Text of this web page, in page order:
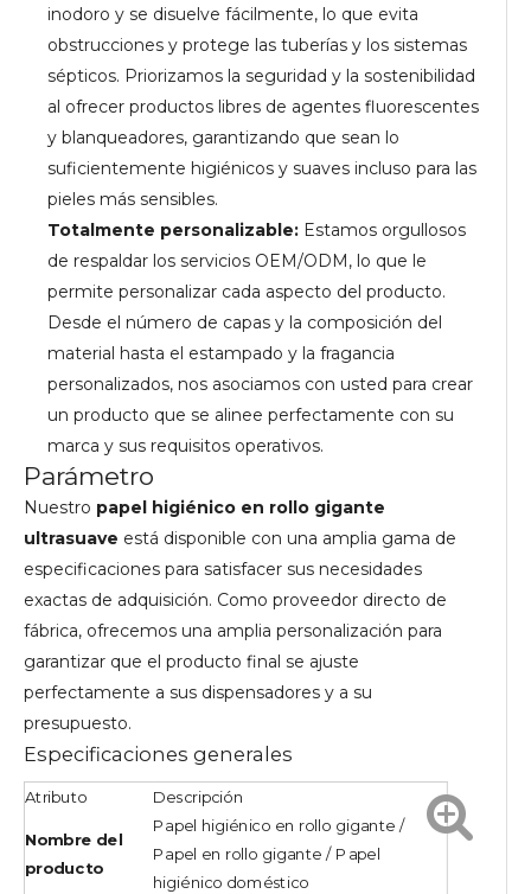
inodoro y se disuelve fácilmente, lo que evita
obstrucciones y protege las tuberías y los sistemas
sépticos. Priorizamos la seguridad y la sostenibilidad
al ofrecer productos libres de agentes fluorescentes
y blanqueadores, garantizando que sean lo
suficientemente higiénicos y suaves incluso para las
pieles más sensibles.
Totalmente personalizable: Estamos orgullosos
de respaldar los servicios OEM/ODM, lo que le
permite personalizar cada aspecto del producto.
Desde el número de capas y la composición del
material hasta el estampado y la fragancia
personalizados, nos asociamos con usted para crear
un producto que se alinee perfectamente con su
marca y sus requisitos operativos.
Parámetro
Nuestro papel higiénico en rollo gigante
ultrasuave está disponible con una amplia gama de
especificaciones para satisfacer sus necesidades
exactas de adquisición. Como proveedor directo de
fábrica, ofrecemos una amplia personalización para
garantizar que el producto final se ajuste
perfectamente a sus dispensadores y a su
presupuesto.
Especificaciones generales
Atributo Descripción
Nombre del
producto
Papel higiénico en rollo gigante /
Papel en rollo gigante / Papel
higiénico doméstico